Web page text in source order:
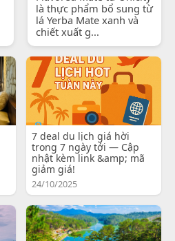
là thực phẩm bổ sung từ
lá Yerba Mate xanh và
chiết xuất g...
7 deal du lịch giá hời
trong 7 ngày tới — Cập
nhật kèm link &amp; mã
giảm giá!
24/10/2025